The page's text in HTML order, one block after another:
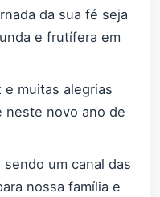
da sua fé seja
e frutífera em
e muitas alegrias
neste novo ano de
um canal das
nossa família e